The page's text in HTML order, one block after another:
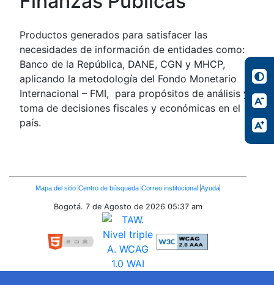
Productos generados para satisfacer las
necesidades de información de entidades como:
Banco de la República, DANE, CGN y MHCP,
aplicando la metodología del Fondo Monetario
Internacional – FMI, para propósitos de análisis y
toma de decisiones fiscales y económicas en el
país.
Enlaces
Inferiores
Mapa del sitio Centro de búsqueda Correo institucional Ayuda
Bogotá. 7 de Agosto de 2026 05:37 am